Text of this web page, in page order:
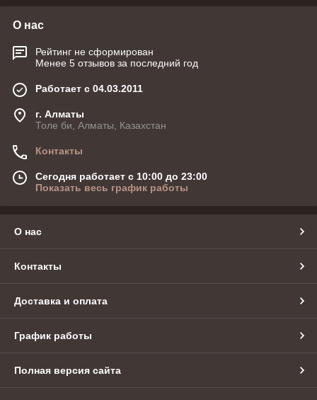
О нас
Рейтинг не сформирован
Менее 5 отзывов за последний год
Работает с 04.03.2011
г. Алматы
Толе би, Алматы, Казахстан
Контакты
Сегодня работает с 10:00 до 23:00
Показать весь график работы
О нас
Контакты
Доставка и оплата
График работы
Полная версия сайта